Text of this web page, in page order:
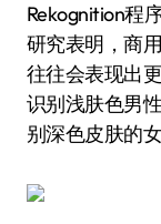
Rekognition程
研究表明，商
往往会表现出
识别浅肤色男
别深色皮肤的